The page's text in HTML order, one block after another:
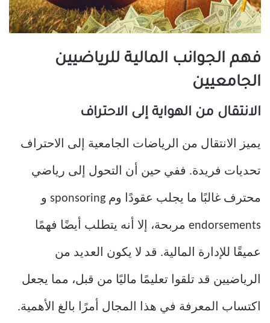
فهم الجوانب المالية للرياضيين
الجامعيين
الانتقال من الهواية إلى الاحتراف
يميز الانتقال من الرياضات الجامعية إلى الاحتراف
تحديات فريدة. ففي حين أن التحول إلى رياضي
محترف غالبًا ما يجلب عقودًا وم sponsoring و
endorsements مربحة، إلا أنه يتطلب أيضًا فهمًا
عميقًا للإدارة المالية. قد لا يكون العديد من
الرياضيين قد تلقوا تعليمًا ماليًا من قبل، مما يجعل
اكتساب المعرفة في هذا المجال أمرًا بالغ الأهمية.